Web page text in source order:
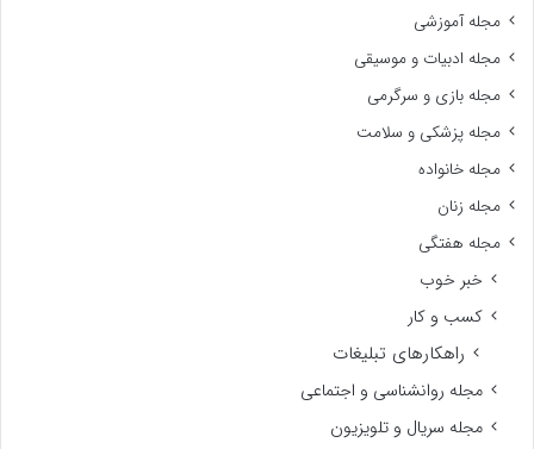
مجله آموزشی
مجله ادبیات و موسیقی
مجله بازی و سرگرمی
مجله پزشکی و سلامت
مجله خانواده
مجله زنان
مجله هفتگی
خبر خوب
کسب و کار
راهکارهای تبلیغات
مجله روانشناسی و اجتماعی
مجله سریال و تلویزیون